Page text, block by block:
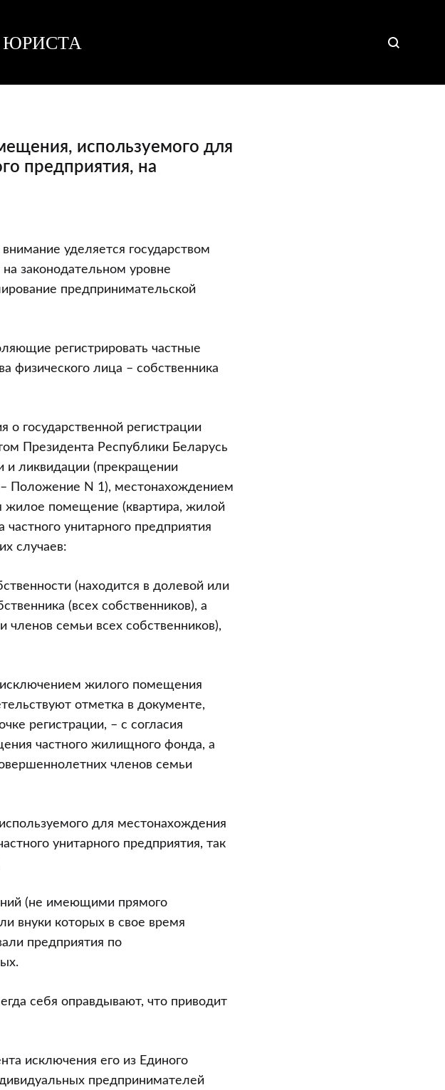
ЮРИСТА
используемого для
предприятия, на
уделяется государством
законодательном уровне
предпринимательской
регистрировать частные
физического лица – собственника
о государственной регистрации
Президента Республики Беларусь
и ликвидации (прекращении
– Положение N 1), местонахождением
жилое помещение (квартира, жилой
унитарного предприятия
случаев:
(находится в долевой или
(всех собственников), а
членов семьи всех собственников),
жилого помещения
отметка в документе,
регистрации, – с согласия
частного жилищного фонда, а
членов семьи
для местонахождения
унитарного предприятия, так
(не имеющими прямого
внуки которых в свое время
предприятия по
себя оправдывают, что приводит
исключения его из Единого
предпринимателей